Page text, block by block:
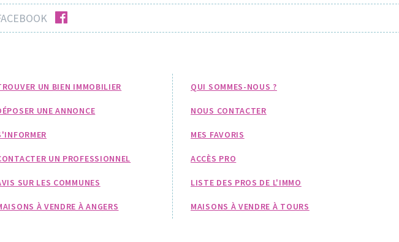
facebook
UN BIEN IMMOBILIER
UNE ANNONCE
UN PROFESSIONNEL
SUR LES COMMUNES
À VENDRE À ANGERS
QUI SOMMES-NOUS ?
NOUS CONTACTER
MES FAVORIS
ACCÈS PRO
LISTE DES PROS DE L'IMMO
MAISONS À VENDRE À TOURS